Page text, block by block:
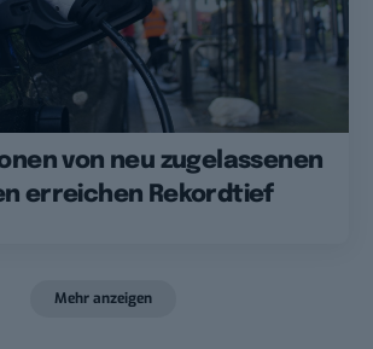
von neu zugelassenen
erreichen Rekordtief
Mehr anzeigen